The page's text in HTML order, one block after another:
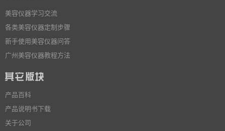
美容仪器学习交流
各类美容仪器定制步骤
新手使用美容仪器问答
广州美容仪器教程方法
产品百科
产品说明书下载
关于公司